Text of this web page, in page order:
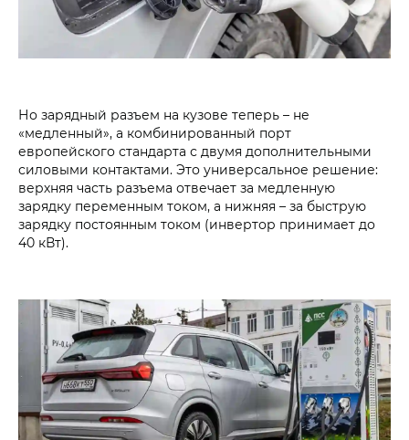
Но зарядный разъем на кузове теперь – не
«медленный», а комбинированный порт
европейского стандарта с двумя дополнительными
силовыми контактами. Это универсальное решение:
верхняя часть разъема отвечает за медленную
зарядку переменным током, а нижняя – за быструю
зарядку постоянным током (инвертор принимает до
40 кВт).